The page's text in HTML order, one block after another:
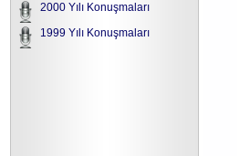
2000 Yılı Konuşmaları
1999 Yılı Konuşmaları